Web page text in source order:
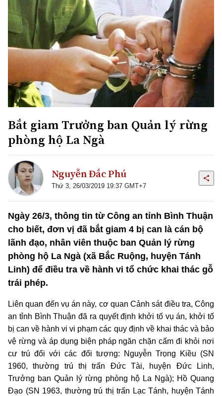
Bắt giam Trưởng ban Quản lý rừng
phòng hộ La Ngà
Nguyễn Đắc Phú
Thứ 3, 26/03/2019 19:37 GMT+7
Ngày 26/3, thông tin từ Công an tỉnh Bình Thuận
cho biết, đơn vị đã bắt giam 4 bị can là cán bộ
lãnh đạo, nhân viên thuộc ban Quản lý rừng
phòng hộ La Ngà (xã Bắc Ruộng, huyện Tánh
Linh) để điều tra về hành vi tổ chức khai thác gỗ
trái phép.
Liên quan đến vụ án này, cơ quan Cảnh sát điều tra, Công
an tỉnh Bình Thuận đã ra quyết định khởi tố vụ án, khởi tố
bị can về hành vi vi phạm các quy định về khai thác và bảo
vệ rừng và áp dụng biện pháp ngăn chặn cấm đi khỏi nơi
cư trú đối với các đối tượng: Nguyễn Trọng Kiều (SN
1960, thường trú thị trấn Đức Tài, huyện Đức Linh,
Trưởng ban Quản lý rừng phòng hộ La Ngà); Hồ Quang
Đạo (SN 1963, thường trú thị trấn Lạc Tánh, huyện Tánh